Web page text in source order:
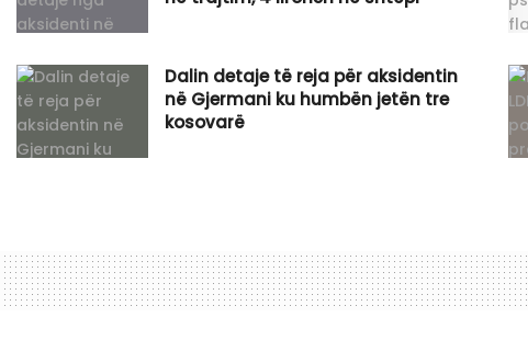
Dalin detaje të reja për aksidentin
në Gjermani ku humbën jetën tre
kosovarë